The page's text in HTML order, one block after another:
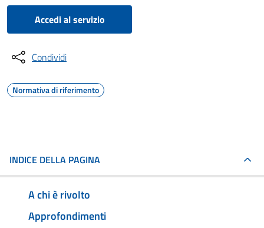
Accedi al servizio
Condividi
Normativa di riferimento
INDICE DELLA PAGINA
A chi è rivolto
Approfondimenti